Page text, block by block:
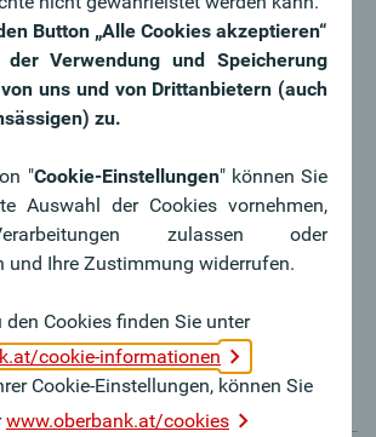
Essensbons, bankeigene
für Ihren Urlaub und umfassende
für Körper & Geist. Auch Sie sind
reden wir darüber - wir freuen uns auf
Button „Alle Cookies akzeptieren“
Verwendung und Speicherung
uns und von Drittanbietern (auch
zu.
"Cookie-Einstellungen" können Sie
Auswahl der Cookies vornehmen,
zulassen oder
und Ihre Zustimmung widerrufen.
Cookies finden Sie unter
cookie-informationen
Cookie-Einstellungen, können Sie
www.oberbank.at/cookies